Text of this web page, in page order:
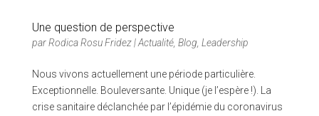
Une question de perspective
parRodica Rosu Fridez|Actualité, Blog Leadership
Nous vivons actuellement une période particulière.
Exceptionnelle. Bouleversante. Unique (je l’espère !). La
crise sanitaire déclanchée par l’épidémie du coronavirus